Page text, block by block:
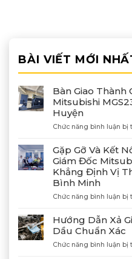
BÀI VIẾT MỚI
Bàn Giao Thành
Mitsubishi
Huyện
Chức năng bình luận bị
Gặp Gỡ Và Kết
Giám Đốc
Khẳng Định Vị
Bình Minh
Chức năng bình luận bị
Hướng Dẫn Xả
Dầu Chuẩn Xác
Chức năng bình luận bị